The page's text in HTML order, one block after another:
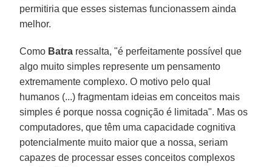
permitiria que esses sistemas funcionassem ainda
melhor.
Como Batra ressalta, "é perfeitamente possível que
algo muito simples represente um pensamento
extremamente complexo. O motivo pelo qual
humanos (...) fragmentam ideias em conceitos mais
simples é porque nossa cognição é limitada". Mas os
computadores, que têm uma capacidade cognitiva
potencialmente muito maior que a nossa, seriam
capazes de processar esses conceitos complexos